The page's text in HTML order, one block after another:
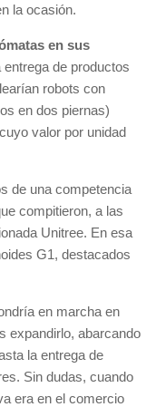
la ocasión.
en sus
de productos
robots con
en dos piernas)
valor por unidad
de una competencia
compitieron, a las
Unitree. En esa
G1, destacados
en marcha en
expandirlo, abarcando
la entrega de
Sin dudas, cuando
era en el comercio